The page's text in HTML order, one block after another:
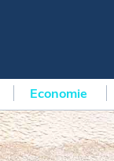
Economie